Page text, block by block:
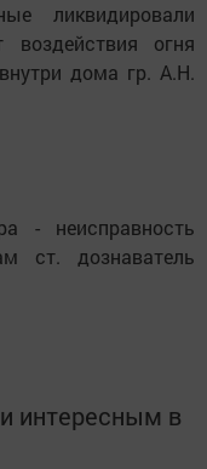
ликвидировали
огня
дома гр. А.Н.
- неисправность
ст. дознаватель
интересным в